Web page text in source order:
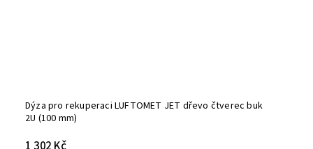
Dýza pro rekuperaci LUFTOMET JET dřevo čtverec buk
2U (100 mm)